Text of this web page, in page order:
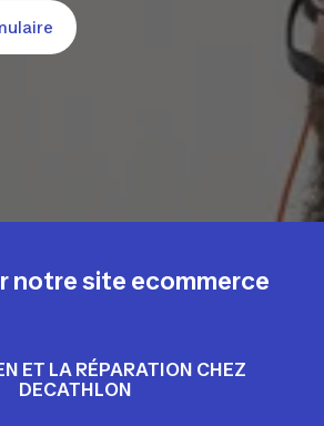
notre site ecommerce
ET LA RÉPARATION CHEZ
DECATHLON